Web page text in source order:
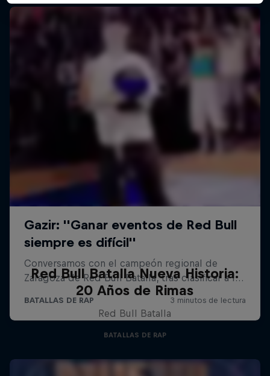
Red Bull Batalla Nueva Historia:
20 Años de Rimas
Red Bull Batalla
BATALLAS DE RAP